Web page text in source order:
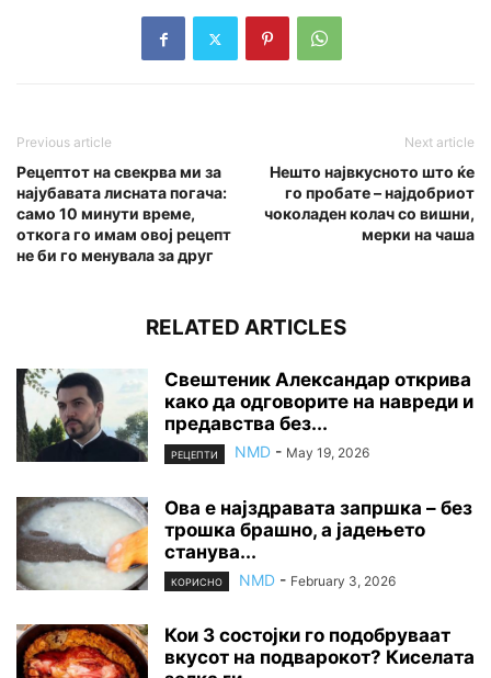
Previous article
Рецептот на свекрва ми за
најубавата лисната погача:
само 10 минути време,
откога го имам овој рецепт
не би го менувала за друг
Next article
Нешто највкусното што ќе
го пробате – најдобриот
чоколаден колач со вишни,
мерки на чаша
RELATED ARTICLES
Свештеник Александар открива
како да одговорите на навреди и
предавства без...
РЕЦЕПТИ NMD - May 19, 2026
Ова е најздравата запршка – без
трошка брашно, а јадењето
станува...
КОРИСНО NMD - February 3, 2026
Кои 3 состојки го подобруваат
вкусот на подварокот? Киселата